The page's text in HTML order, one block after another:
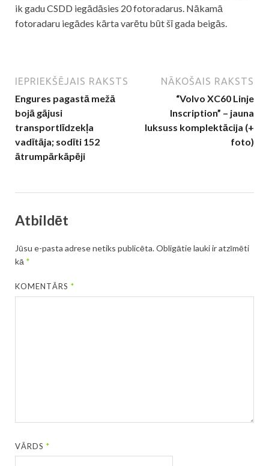
ik gadu CSDD iegādāsies 20 fotoradarus. Nākamā
fotoradaru iegādes kārta varētu būt šī gada beigās.
IEPRIEKŠĒJAIS RAKSTS
Engures pagastā mežā
bojā gājusi
transportlīdzekļa
vadītāja; sodīti 152
ātrumpārkāpēji
NĀKOŠAIS RAKSTS
“Volvo XC60 Linje
Inscription” – jauna
luksuss komplektācija (+
foto)
Atbildēt
Jūsu e-pasta adrese netiks publicēta.Obligātie lauki ir atzīmēti
kā *
KOMENTĀRS*
VĀRDS*